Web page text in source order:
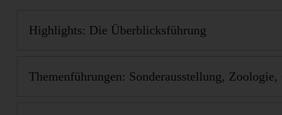
Highlights: Die Überblicksführung
Themenführungen: Sonderausstellung,